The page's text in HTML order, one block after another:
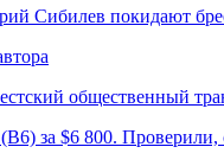
Сибилев покидают
общественный
за $6 800. Проверили,